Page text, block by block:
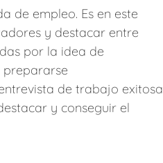
de empleo. Es en este
y destacar entre
por la idea de
prepararse
de trabajo exitosa
y conseguir el